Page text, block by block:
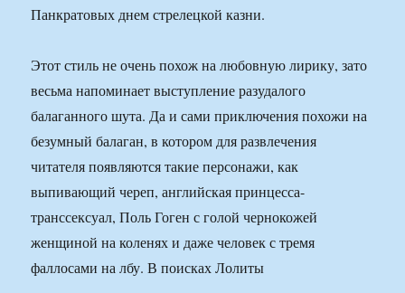
Панкратовых днем стрелецкой казни.
Этот стиль не очень похож на любовную лирику, зато
весьма напоминает выступление разудалого
балаганного шута. Да и сами приключения похожи на
безумный балаган, в котором для развлечения
читателя появляются такие персонажи, как
выпивающий череп, английская принцесса-
транссексуал, Поль Гоген с голой чернокожей
женщиной на коленях и даже человек с тремя
фаллосами на лбу. В поисках Лолиты